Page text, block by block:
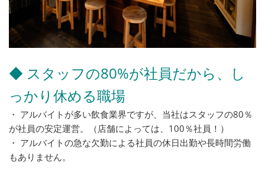
◆ スタッフの80%が社員だから、し
っかり休める職場
・ アルバイトが多い飲食業界ですが、当社はスタッフの80％
が社員の安定運営。（店舗によっては、100％社員！）
・ アルバイトの急な欠勤による社員の休日出勤や長時間労働
もありません。